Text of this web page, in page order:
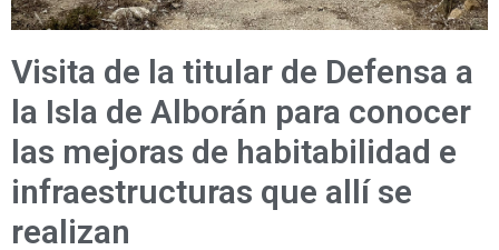
Visita de la titular de Defensa a
la Isla de Alborán para conocer
las mejoras de habitabilidad e
infraestructuras que allí se
realizan